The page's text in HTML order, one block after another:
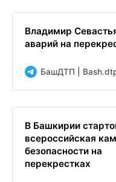
Владимир
аварий на
БашДТП |
В Башкирии
всероссийская
безопасности на
перекрестках